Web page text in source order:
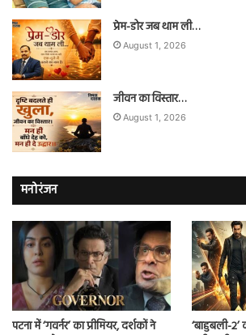
प्रेम-डोर जब थाम ली…
August 1, 2026
जीवन का विस्तार…
August 1, 2026
मनोरंजन
पटना में ‘गवर्नर’ का प्रीमियर, दर्शकों ने
‘बाहुबली-2’